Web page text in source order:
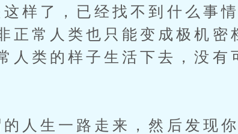
样了，已经找不到什么事情
正常人类也只能变成极机密
人类的样子生活下去，没有
人生一路走来，然后发现你